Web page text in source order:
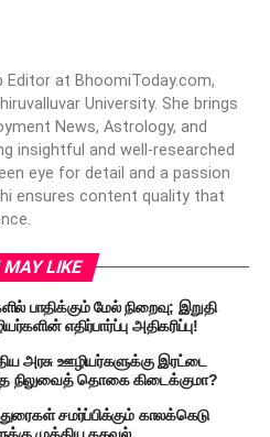
Editor at BhoomiToday.com,
University. She brings
News, Astrology, and
insightful and well-researched
eye for detail and a passion
ensures content quality that
MAY LIKE
பாதிக்கும் மேல் நிறைவு; இறுதி
எதிர்பார்ப்பு அதிகரிப்பு!
அரசு ஊழியர்களுக்கு இரட்டை
நிலுவைத் தொகை கிடைக்குமா?
சமர்ப்பிக்கும் காலக்கெடு